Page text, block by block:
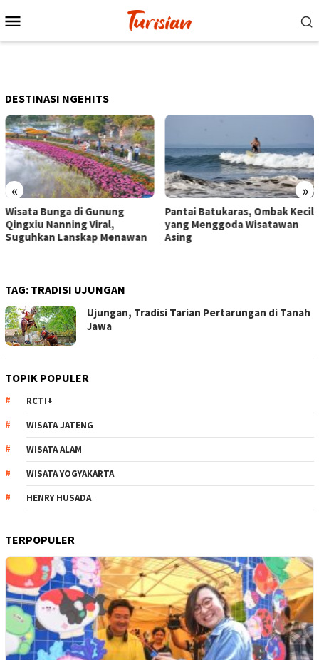
ke
Mobile
DESTINASI NGEHITS
« »
Pantai Batukaras, Ombak Kecil
yang Menggoda Wisatawan
Asing
Senja di Pantai
Wisatawan
TAG: TRADISI UJUNGAN
Ujungan, Tradisi Tarian Pertarungan di Tanah
Jawa
TOPIK POPULER
RCTI+
WISATA JATENG
WISATA ALAM
WISATA YOGYAKARTA
HENRY HUSADA
TERPOPULER